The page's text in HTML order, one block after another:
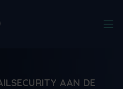
AAN DE